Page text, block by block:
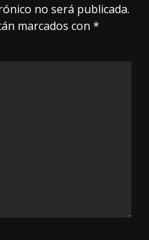
no será publicada.
marcados con *